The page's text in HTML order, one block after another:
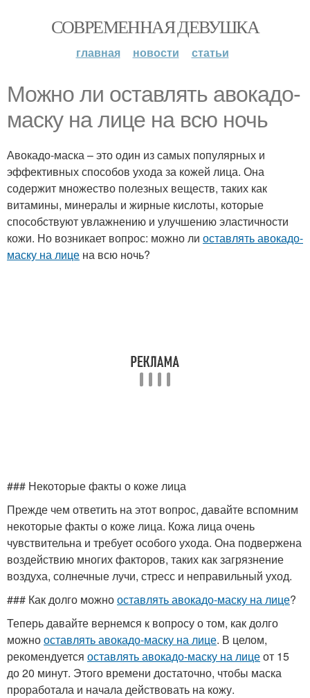
СОВРЕМЕННАЯ ДЕВУШКА
главная новости статьи
Можно ли оставлять авокадо-
маску на лице на всю ночь
Авокадо-маска – это один из самых популярных и
эффективных способов ухода за кожей лица. Она
содержит множество полезных веществ, таких как
витамины, минералы и жирные кислоты, которые
способствуют увлажнению и улучшению эластичности
кожи. Но возникает вопрос: можно ли оставлять авокадо-
маску на лице на всю ночь?
### Некоторые факты о коже лица
Прежде чем ответить на этот вопрос, давайте вспомним
некоторые факты о коже лица. Кожа лица очень
чувствительна и требует особого ухода. Она подвержена
воздействию многих факторов, таких как загрязнение
воздуха, солнечные лучи, стресс и неправильный уход.
### Как долго можнооставлять авокадо-маску на лице?
Теперь давайте вернемся к вопросу о том, как долго
можнооставлять авокадо-маску на лице. В целом,
рекомендуется оставлять авокадо-маску на лицеот 15
до 20 минут. Этого времени достаточно, чтобы маска
проработала и начала действовать на кожу.